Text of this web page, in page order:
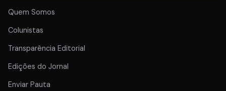
Quem Somos
Colunistas
Transparência Editorial
Edições do Jornal
Enviar Pauta